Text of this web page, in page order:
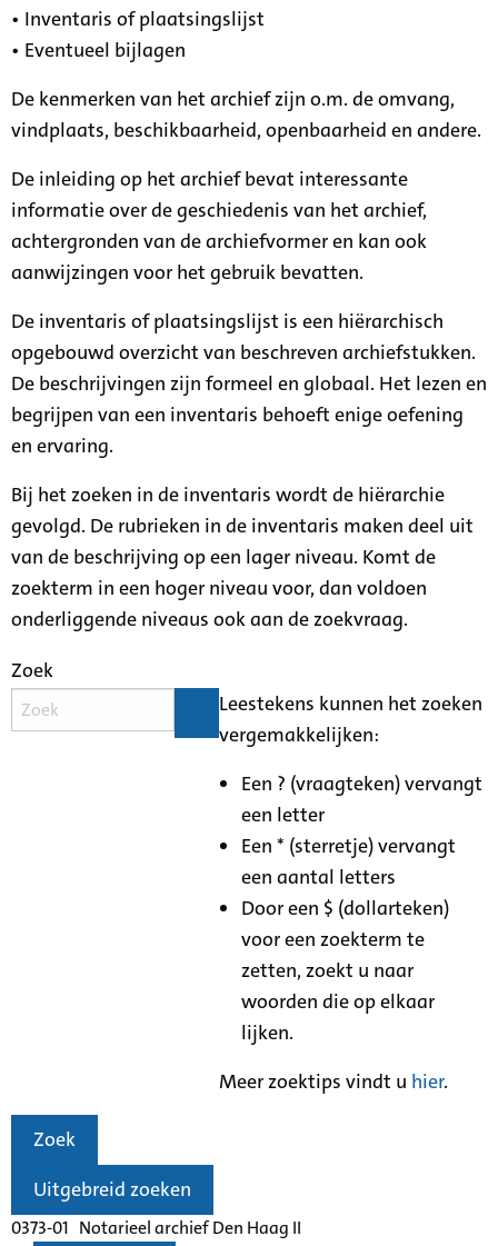
• Inventaris of plaatsingslijst
• Eventueel bijlagen
De kenmerken van het archief zijn o.m. de omvang,
vindplaats, beschikbaarheid, openbaarheid en andere.
De inleiding op het archief bevat interessante
informatie over de geschiedenis van het archief,
achtergronden van de archiefvormer en kan ook
aanwijzingen voor het gebruik bevatten.
De inventaris of plaatsingslijst is een hiërarchisch
opgebouwd overzicht van beschreven archiefstukken.
De beschrijvingen zijn formeel en globaal. Het lezen en
begrijpen van een inventaris behoeft enige oefening
en ervaring.
Bij het zoeken in de inventaris wordt de hiërarchie
gevolgd. De rubrieken in de inventaris maken deel uit
van de beschrijving op een lager niveau. Komt de
zoekterm in een hoger niveau voor, dan voldoen
onderliggende niveaus ook aan de zoekvraag.
Zoek
Leestekens kunnen het zoeken
vergemakkelijken:
Een ? (vraagteken) vervangt
een letter
Een * (sterretje) vervangt
een aantal letters
Door een $ (dollarteken)
voor een zoekterm te
zetten, zoekt u naar
woorden die op elkaar
lijken.
Meer zoektips vindt u hier.
Zoek
Uitgebreid zoeken
0373-01 Notarieel archief Den Haag II